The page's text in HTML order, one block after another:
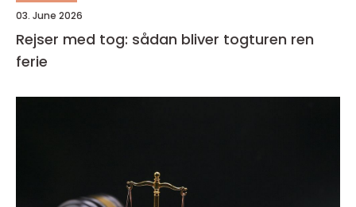
03. June 2026
Rejser med tog: sådan bliver togturen ren
ferie